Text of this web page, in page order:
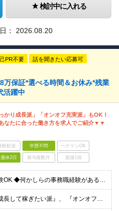
検討中に入れる
： 2026.08.20
PR不要 話を聞きたい応募可
万保証*選べる時間＆お休み*残業
活躍中
っかり成長派」「オンオフ充実派」もOK！
たに合った働き方を求人でご紹介▼▼
験歓迎 学歴不問 ベテランOK
休2日 賞与複数月 面接1回
◆業界未経験OK ◆何かしらの事務職経験がある方(1年以上※業界不問) ◆学歴不問 ◆PCの基本的な入力ができる方（ブラインドタッチができる方） ＼こんな方にオススメ／ ◎新しいことにも前向きにチャ
『しっかり成長して稼ぎたい派』、 『オンオフ充実してバランスよく働きたい派』の それぞれに合わせた働き方ができる！ ▼下記の2パターンから選択可能 ※詳細は面接時にご相談ください！ 【パターン1】